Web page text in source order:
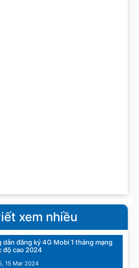
xem nhiều
dẫn đăng ký 4G Mobi 1 tháng mạng
độ cao 2024
15 Mar 2024